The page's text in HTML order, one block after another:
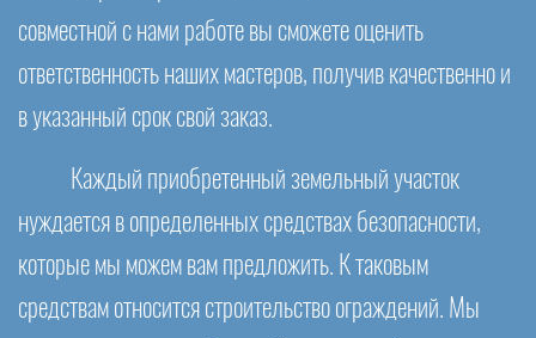
совместной с нами работе вы сможете оценить
ответственность наших мастеров, получив качественно и
в указанный срок свой заказ.
Каждый приобретенный земельный участок
нуждается в определенных средствах безопасности,
которые мы можем вам предложить. К таковым
средствам относится строительство ограждений. Мы